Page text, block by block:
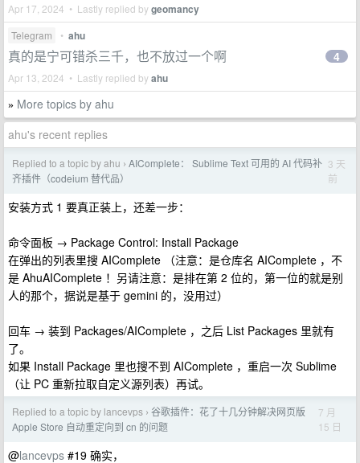
Apr 17, 2024 • Lastly replied bygeomancy
Telegram • ahu
真的是宁可错杀三千，也不放过一个啊
Apr 13, 2024 • Lastly replied byahu
4
» More topics by ahu
ahu's recent replies
Replied to a topic by ahu › AIComplete： Sublime Text 可用的 AI 代码补
齐插件（codeium 替代品）
3 天
前
安装方式 1 要真正装上，还差一步：
命令面板 → Package Control: Install Package
在弹出的列表里搜 AIComplete （注意：是仓库名 AIComplete ，不
是 AhuAIComplete ！另请注意：是排在第 2 位的，第一位的就是别
人的那个，据说是基于 gemini 的，没用过）
回车 → 装到 Packages/AIComplete ，之后 List Packages 里就有
了。
如果 Install Package 里也搜不到 AIComplete ，重启一次 Sublime
（让 PC 重新拉取自定义源列表）再试。
Replied to a topic by lancevps › 谷歌插件：花了十几分钟解决网页版
Apple Store 自动重定向到 cn 的问题
7 月
15 日
@lancevps #19 确实，